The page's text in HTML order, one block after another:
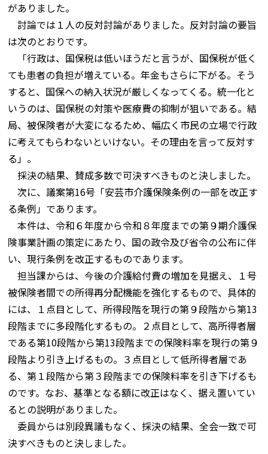
がありました。
討論では１人の反対討論がありました。反対討論の要旨
は次のとおりです。
「行政は、国保税は低いほうだと言うが、国保税が低く
ても患者の負担が増えている。年金もさらに下がる。そう
すると、国保への納入状況が厳しくなってくる。統一化と
いうのは、国保税の対策や医療費の抑制が狙いである。結
局、被保険者が大変になるため、幅広く市民の立場で行政
に考えてもらわないといけない。その理由を言って反対す
る」。
採決の結果、賛成多数で可決すべきものと決しました。
次に、議案第16号「安芸市介護保険条例の一部を改正す
る条例」であります。
本件は、令和６年度から令和８年度までの第９期介護保
険事業計画の策定にあたり、国の政令及び省令の公布に伴
い、現行条例を改正するものであります。
担当課からは、今後の介護給付費の増加を見据え、１号
被保険者間での所得再分配機能を強化するもので、具体的
には、１点目として、所得段階を現行の第９段階から第13
段階までに多段階化するもの。２点目として、高所得者層
である第10段階から第13段階までの保険料率を現行の第９
段階より引き上げるもの。３点目として低所得者層であ
る、第１段階から第３段階までの保険料率を引き下げるも
のです。なお、基準となる額に改正はなく、据え置いてい
るとの説明がありました。
委員からは別段異議もなく、採決の結果、全会一致で可
決すべきものと決しました。